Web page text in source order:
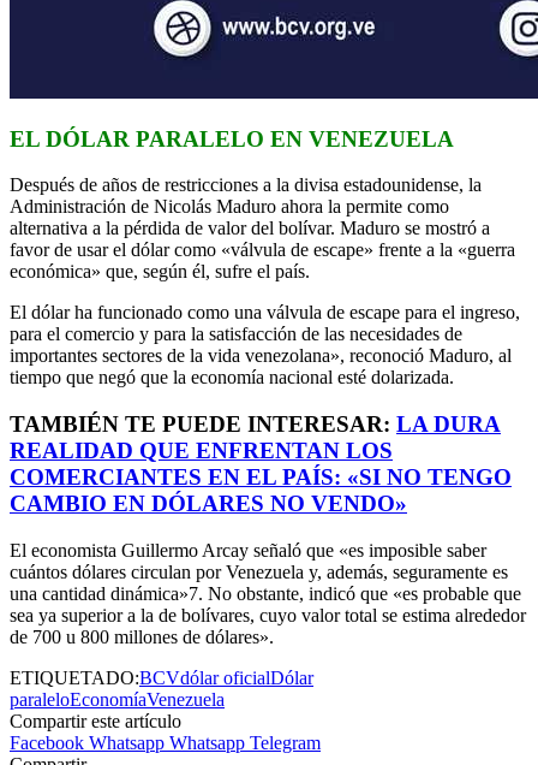
EL DÓLAR PARALELO EN VENEZUELA
Después de años de restricciones a la divisa estadounidense, la
Administración de Nicolás Maduro ahora la permite como
alternativa a la pérdida de valor del bolívar. Maduro se mostró a
favor de usar el dólar como «válvula de escape» frente a la «guerra
económica» que, según él, sufre el país.
El dólar ha funcionado como una válvula de escape para el ingreso,
para el comercio y para la satisfacción de las necesidades de
importantes sectores de la vida venezolana», reconoció Maduro, al
tiempo que negó que la economía nacional esté dolarizada.
TAMBIÉN TE PUEDE INTERESAR: LA DURA
REALIDAD QUE ENFRENTAN LOS
COMERCIANTES EN EL PAÍS: «SI NO TENGO
CAMBIO EN DÓLARES NO VENDO»
El economista Guillermo Arcay señaló que «es imposible saber
cuántos dólares circulan por Venezuela y, además, seguramente es
una cantidad dinámica»7. No obstante, indicó que «es probable que
sea ya superior a la de bolívares, cuyo valor total se estima alrededor
de 700 u 800 millones de dólares».
ETIQUETADO:BCVdólar oficialDólar
paraleloEconomíaVenezuela
Compartir este artículo
Facebook Whatsapp Whatsapp Telegram